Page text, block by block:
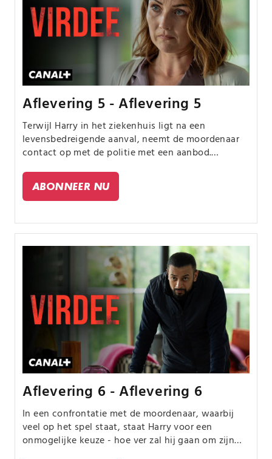
Aflevering 5 - Aflevering 5
Terwijl Harry in het ziekenhuis ligt na een
levensbedreigende aanval, neemt de moordenaar
contact op met de politie met een aanbod.
wraak zoekt.
ABONNEER NU
Aflevering 6 - Aflevering 6
In een confrontatie met de moordenaar, waarbij
veel op het spel staat, staat Harry voor een
onmogelijke keuze - hoe ver zal hij gaan om zijn